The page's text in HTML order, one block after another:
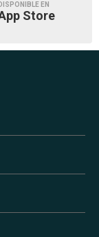
DISPONIBLE EN
Store